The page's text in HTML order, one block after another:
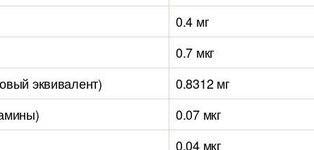
0.4 мг
0.7 мкг
эквивалент)
0.8312 мг
0.07 мкг
0.04 мкг